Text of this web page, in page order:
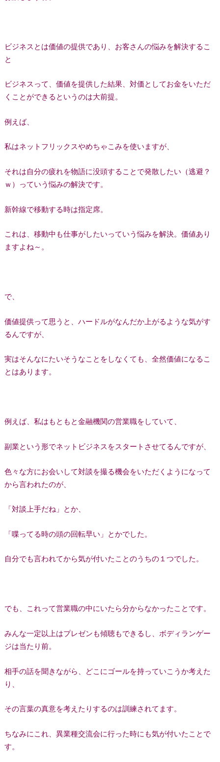
ビジネスとは価値の提供であり、お客さんの悩みを解決するこ
と
ビジネスって、価値を提供した結果、対価としてお金をいただ
くことができるというのは大前提。
例えば、
私はネットフリックスやめちゃこみを使いますが、
それは自分の疲れを物語に没頭することで発散したい（逃避？
ｗ）っていう悩みの解決です。
新幹線で移動する時は指定席。
これは、移動中も仕事がしたいっていう悩みを解決。価値あり
ますよね～。
で、
価値提供って思うと、ハードルがなんだか上がるような気がす
るんですが、
実はそんなにたいそうなことをしなくても、全然価値になるこ
とはあります。
例えば、私はもともと金融機関の営業職をしていて、
副業という形でネットビジネスをスタートさせてるんですが、
色々な方にお会いして対談を撮る機会をいただくようになって
から言われたのが、
「対談上手だね」とか、
「喋ってる時の頭の回転早い」とかでした。
自分でも言われてから気が付いたことのうちの１つでした。
でも、これって営業職の中にいたら分からなかったことです。
みんな一定以上はプレゼンも傾聴もできるし、ボディランゲー
ジは当たり前。
相手の話を聞きながら、どこにゴールを持っていこうか考えた
り、
その言葉の真意を考えたりするのは訓練されてます。
ちなみにこれ、異業種交流会に行った時にも気が付いたことで
す。